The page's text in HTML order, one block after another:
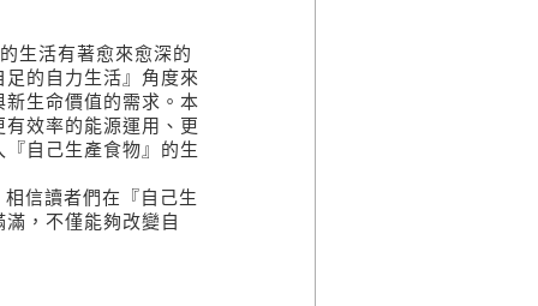
生活有著愈來愈深的
的自力生活』角度來
生命價值的需求。本
效率的能源運用、更
自己生產食物』的生
信讀者們在『自己生
，不僅能夠改變自